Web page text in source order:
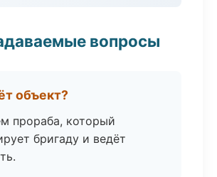
вопросы
объект?
прораба, который
бригаду и ведёт